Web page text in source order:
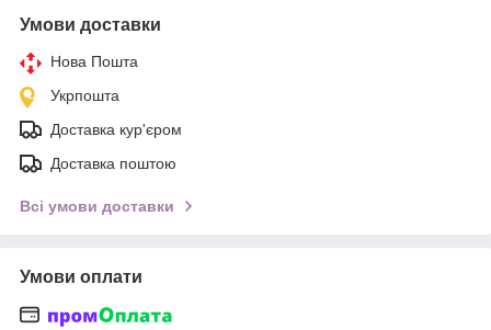
Умови доставки
Нова Пошта
Укрпошта
Доставка кур'єром
Доставка поштою
Всі умови доставки
Умови оплати